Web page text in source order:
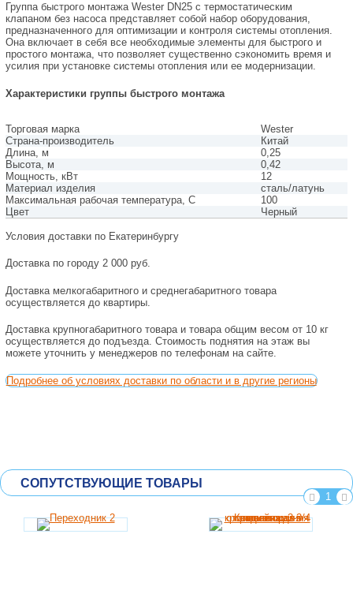
Группа быстрого монтажа Wester DN25 с термостатическим
клапаном без насоса представляет собой набор оборудования,
предназначенного для оптимизации и контроля системы отопления.
Она включает в себя все необходимые элементы для быстрого и
простого монтажа, что позволяет существенно сэкономить время и
усилия при установке системы отопления или ее модернизации.
Характеристики группы быстрого монтажа
Торговая марка
Wester
Страна-производитель
Китай
Длина, м
0,25
Высота, м
0,42
Мощность, кВт
12
Материал изделия
сталь/латунь
Максимальная рабочая температура, С
100
Цвет
Черный
Условия доставки по Екатеринбургу
Доставка по городу 2 000 руб.
Доставка мелкогабаритного и среднегабаритного товара
осуществляется до квартиры.
Доставка крупногабаритного товара и товара общим весом от 10 кг
осуществляется до подъезда. Стоимость поднятия на этаж вы
можете уточнить у менеджеров по телефонам на сайте.
Подробнее об условиях доставки по области и в другие регионы
СОПУТСТВУЮЩИЕ ТОВАРЫ
1